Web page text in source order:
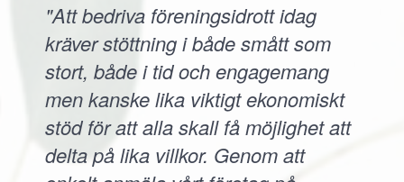
"Att bedriva föreningsidrott idag
kräver stöttning i både smått som
stort, både i tid och engagemang
men kanske lika viktigt ekonomiskt
stöd för att alla skall få möjlighet att
delta på lika villkor. Genom att